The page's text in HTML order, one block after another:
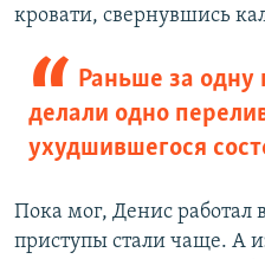
кровати, свернувшись
Раньше за одну
делали одно
ухудшившегося
Пока мог, Денис работал
приступы стали чаще. А